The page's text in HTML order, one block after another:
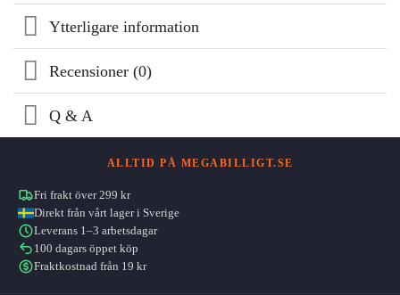
Ytterligare information
Recensioner (0)
Q & A
ALLTID PÅ MEGABILLIGT.SE
Fri frakt över 299 kr
Direkt från vårt lager i Sverige
Leverans 1–3 arbetsdagar
100 dagars öppet köp
Fraktkostnad från 19 kr